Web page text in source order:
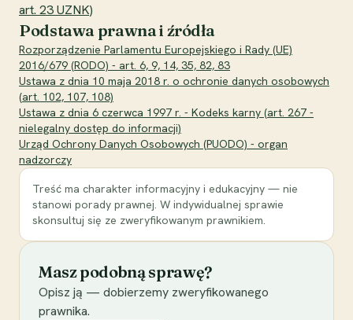
art. 23 UZNK)
Podstawa prawna i źródła
Rozporządzenie Parlamentu Europejskiego i Rady (UE)
2016/679 (RODO) - art. 6, 9, 14, 35, 82, 83
Ustawa z dnia 10 maja 2018 r. o ochronie danych osobowych
(art. 102, 107, 108)
Ustawa z dnia 6 czerwca 1997 r. - Kodeks karny (art. 267 -
nielegalny dostęp do informacji)
Urząd Ochrony Danych Osobowych (PUODO) - organ
nadzorczy
Treść ma charakter informacyjny i edukacyjny — nie
stanowi porady prawnej. W indywidualnej sprawie
skonsultuj się ze zweryfikowanym prawnikiem.
Masz podobną sprawę?
Opisz ją — dobierzemy zweryfikowanego
prawnika.